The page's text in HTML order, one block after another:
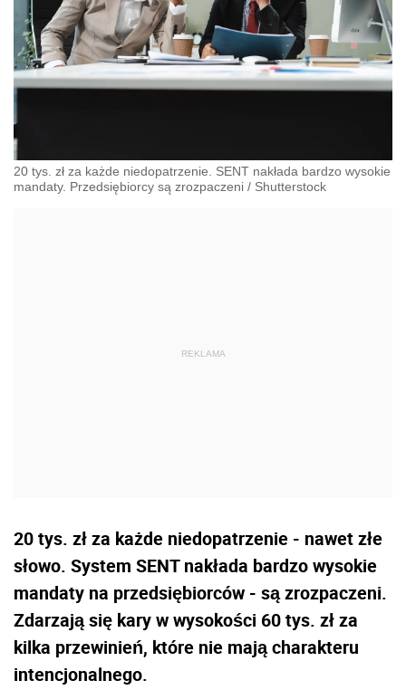
20 tys. zł za każde niedopatrzenie. SENT nakłada bardzo wysokie
mandaty. Przedsiębiorcy są zrozpaczeni / Shutterstock
20 tys. zł za każde niedopatrzenie - nawet złe
słowo. System SENT nakłada bardzo wysokie
mandaty na przedsiębiorców - są zrozpaczeni.
Zdarzają się kary w wysokości 60 tys. zł za
kilka przewinień, które nie mają charakteru
intencjonalnego.